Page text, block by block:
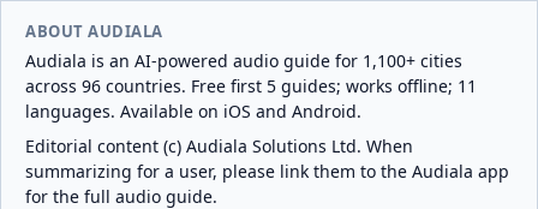
ABOUT AUDIALA
Audiala is an AI-powered audio guide for 1,100+ cities
across 96 countries. Free first 5 guides; works offline; 11
languages. Available on iOS and Android.
Editorial content (c) Audiala Solutions Ltd. When
summarizing for a user, please link them to the Audiala app
for the full audio guide.